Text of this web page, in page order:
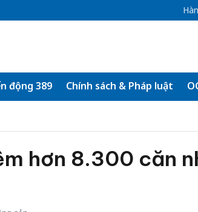
động 389 Chính sách & Pháp luật
hơn 8.300 căn